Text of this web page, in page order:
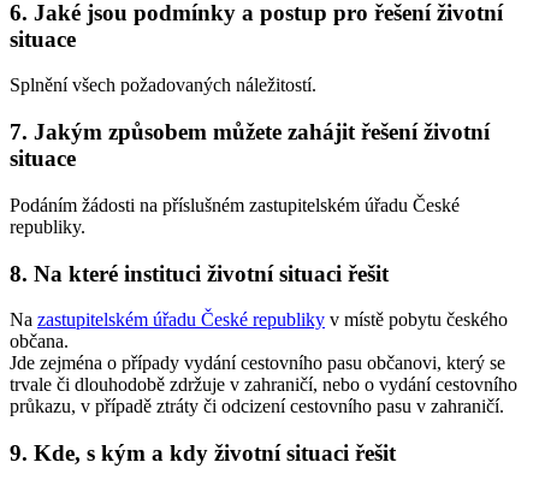
6. Jaké jsou podmínky a postup pro řešení životní
situace
Splnění všech požadovaných náležitostí.
7. Jakým způsobem můžete zahájit řešení životní
situace
Podáním žádosti na příslušném zastupitelském úřadu České
republiky.
8. Na které instituci životní situaci řešit
Na zastupitelském úřadu České republiky v místě pobytu českého
občana.
Jde zejména o případy vydání cestovního pasu občanovi, který se
trvale či dlouhodobě zdržuje v zahraničí, nebo o vydání cestovního
průkazu, v případě ztráty či odcizení cestovního pasu v zahraničí.
9. Kde, s kým a kdy životní situaci řešit